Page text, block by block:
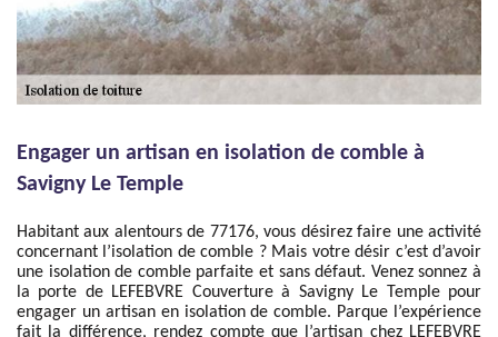
Engager un artisan en isolation de comble à
Savigny Le Temple
Habitant aux alentours de 77176, vous désirez faire une activité
concernant l’isolation de comble ? Mais votre désir c’est d’avoir
une isolation de comble parfaite et sans défaut. Venez sonnez à
la porte de LEFEBVRE Couverture à Savigny Le Temple pour
engager un artisan en isolation de comble. Parque l’expérience
fait la différence, rendez compte que l’artisan chez LEFEBVRE